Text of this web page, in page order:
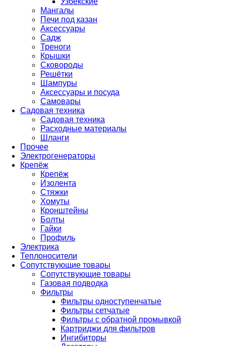
Мангалы
Печи под казан
Аксессуары
Садж
Треноги
Крышки
Сковороды
Решётки
Шампуры
Аксессуары и посуда
Самовары
Садовая техника
Садовая техника
Расходные материалы
Шланги
Прочее
Электрогенераторы
Крепёж
Крепёж
Изолента
Стяжки
Хомуты
Кронштейны
Болты
Гайки
Профиль
Электрика
Теплоносители
Сопутствующие товары
Сопутствующие товары
Газовая подводка
Фильтры
Фильтры одноступенчатые
Фильтры сетчатые
Фильтры с обратной промывкой
Картриджи для фильтров
Ингибиторы